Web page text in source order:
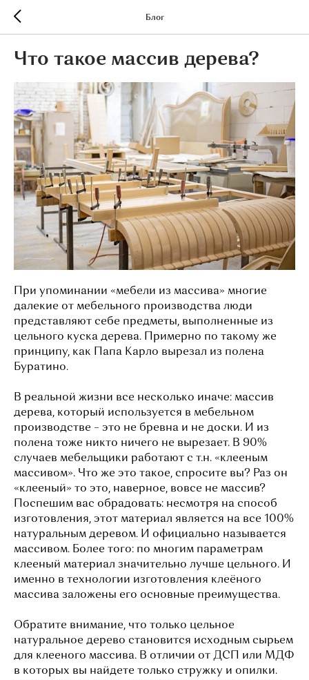
Блог
Что такое массив дерева?
При упоминании «мебели из массива» многие
далекие от мебельного производства люди
представляют себе предметы, выполненные из
цельного куска дерева. Примерно по такому же
принципу, как Папа Карло вырезал из полена
Буратино.
В реальной жизни все несколько иначе: массив
дерева, который используется в мебельном
производстве – это не бревна и не доски. И из
полена тоже никто ничего не вырезает. В 90%
случаев мебельщики работают с т.н. «клееным
массивом». Что же это такое, спросите вы? Раз он
«клееный» то это, наверное, вовсе не массив?
Поспешим вас обрадовать: несмотря на способ
изготовления, этот материал является на все 100%
натуральным деревом. И официально называется
массивом. Более того: по многим параметрам
клееный материал значительно лучше цельного. И
именно в технологии изготовления клеёного
массива заложены его основные преимущества.
Обратите внимание, что только цельное
натуральное дерево становится исходным сырьем
для клееного массива. В отличии от ДСП или МДФ
в которых вы найдете только стружку и опилки.